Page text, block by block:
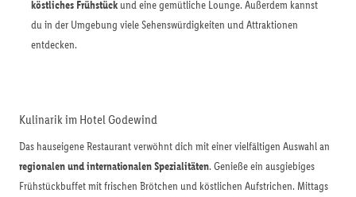
köstliches Frühstück und eine gemütliche Lounge. Außerdem kannst
du in der Umgebung viele Sehenswürdigkeiten und Attraktionen
entdecken.
Kulinarik im Hotel Godewind
Das hauseigene Restaurant verwöhnt dich mit einer vielfältigen Auswahl an
regionalen und internationalen Spezialitäten. Genieße ein ausgiebiges
Frühstückbuffet mit frischen Brötchen und köstlichen Aufstrichen. Mittags